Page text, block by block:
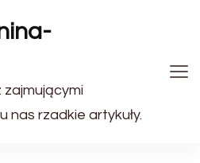
zajmującymi
nas rzadkie artykuły.